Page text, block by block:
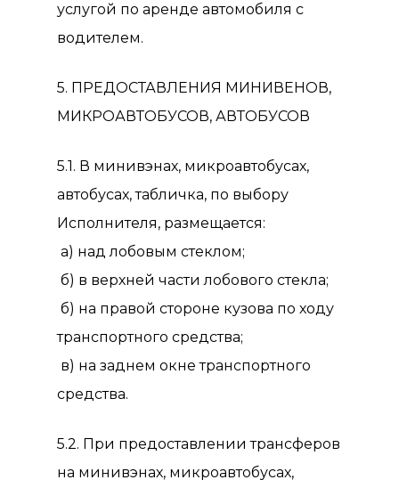
услугой по аренде автомобиля с
водителем.
5. ПРЕДОСТАВЛЕНИЯ МИНИВЕНОВ,
МИКРОАВТОБУСОВ, АВТОБУСОВ
5.1. В минивэнах, микроавтобусах,
автобусах, табличка, по выбору
Исполнителя, размещается:
а) над лобовым стеклом;
б) в верхней части лобового стекла;
б) на правой стороне кузова по ходу
транспортного средства;
в) на заднем окне транспортного
средства.
5.2. При предоставлении трансферов
на минивэнах, микроавтобусах,